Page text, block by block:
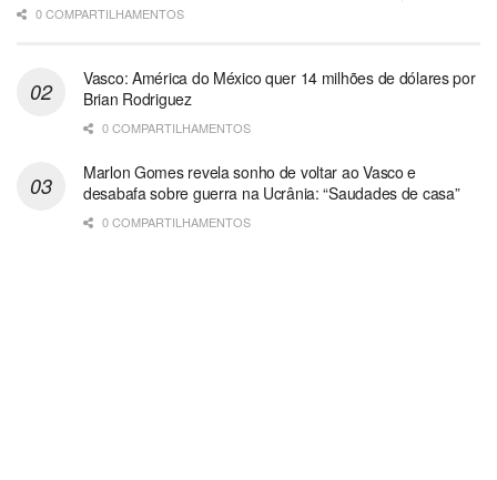
0 COMPARTILHAMENTOS
Vasco: América do México quer 14 milhões de dólares por
Brian Rodriguez
0 COMPARTILHAMENTOS
Marlon Gomes revela sonho de voltar ao Vasco e
desabafa sobre guerra na Ucrânia: “Saudades de casa”
0 COMPARTILHAMENTOS